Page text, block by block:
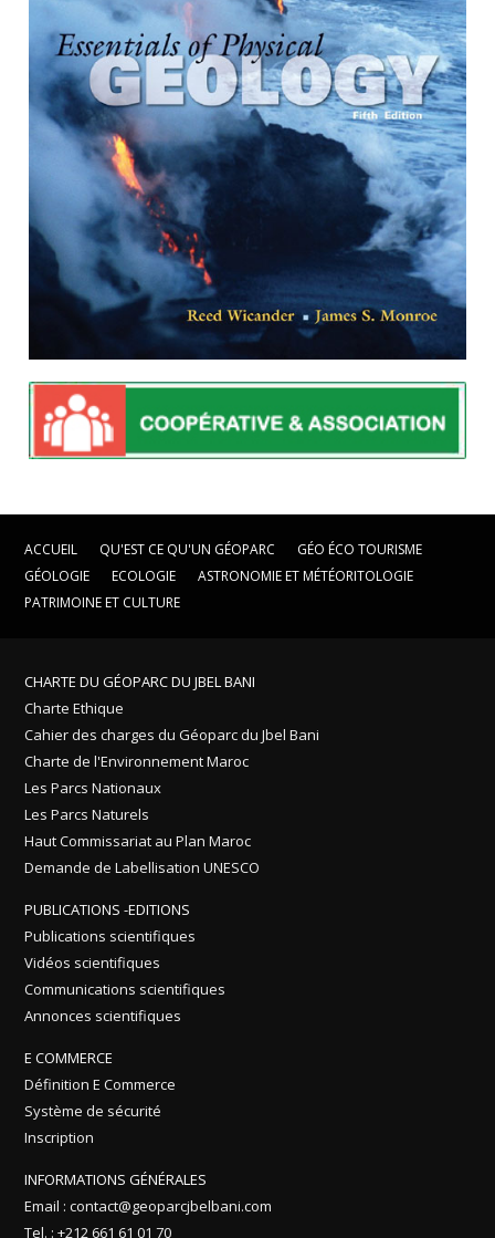
ACCUEIL QU'EST CE QU'UN GÉOPARC
GÉO ÉCO TOURISME
GÉOLOGIE
ECOLOGIE
ASTRONOMIE ET MÉTÉORITOLOGIE
PATRIMOINE ET CULTURE
CHARTE DU GÉOPARC DU JBEL BANI
Charte Ethique
Cahier des charges du Géoparc du Jbel Bani
Charte de l'Environnement Maroc
Les Parcs Nationaux
Les Parcs Naturels
Haut Commissariat au Plan Maroc
Demande de Labellisation UNESCO
PUBLICATIONS -EDITIONS
Publications scientifiques
Vidéos scientifiques
Communications scientifiques
Annonces scientifiques
E COMMERCE
Définition E Commerce
Système de sécurité
Inscription
INFORMATIONS GÉNÉRALES
Email : contact@geoparcjbelbani.com
Tel. : +212 661 61 01 70